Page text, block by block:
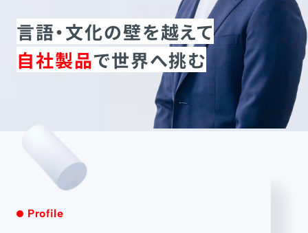
言語・文化の壁を越えて
自社製品で世界へ挑む
Profile